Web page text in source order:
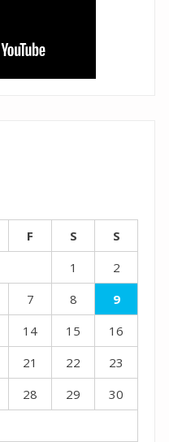
F S
S
1
2
7 8
9
14 15
16
21 22
23
28 29
30